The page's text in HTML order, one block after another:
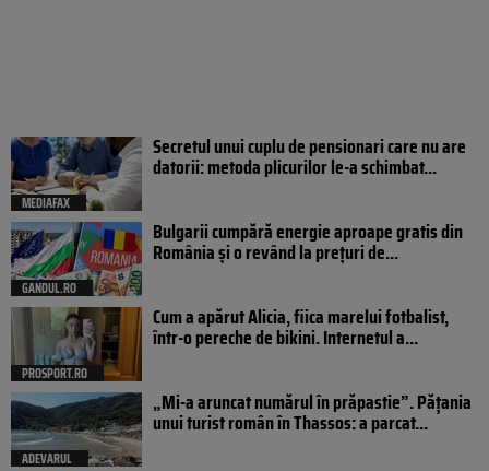
MEDIAFAX
Secretul unui cuplu de pensionari care nu are
datorii: metoda plicurilor le-a schimbat...
GANDUL.RO
Bulgarii cumpără energie aproape gratis din
România și o revând la prețuri de...
PROSPORT.RO
Cum a apărut Alicia, fiica marelui fotbalist,
într-o pereche de bikini. Internetul a...
ADEVARUL
„Mi-a aruncat numărul în prăpastie”. Pățania
unui turist român în Thassos: a parcat...